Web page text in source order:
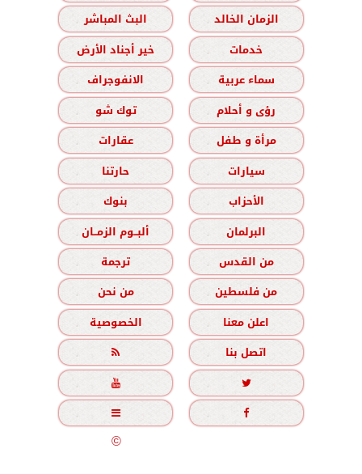
الزمان الخالد
البث المباشر
خدمات
خير أجناد الأرض
سماء عربية
الانفوجراف
رؤى و أحلام
توك شو
مرأة و طفل
عقارات
سيارات
حارتنا
الأحزاب
بنوك
البرلمان
ألبــوم الزمــان
من القدس
ترجمة
من فلسطين
من نحن
اعلن معنا
الخصوصية
اتصل بنا





جميع الحقوق محفوظة©